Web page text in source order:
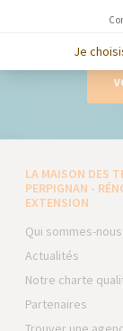
LA MAISON DES
PERPIGNAN -
EXTENSION
Qui sommes-nous
Actualités
Notre charte
Partenaires
Je